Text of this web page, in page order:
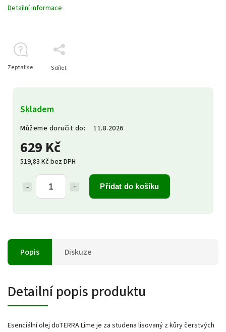
629 Kč
519,83 Kč bez DPH
Přidat do košíku
Skladem
Můžeme doručit do: 11.8.2026
Detailní informace
Zeptat se Sdílet
Popis Diskuze
Detailní popis produktu
Esenciální olej doTERRA Lime je za studena lisovaný z kůry čerstvých